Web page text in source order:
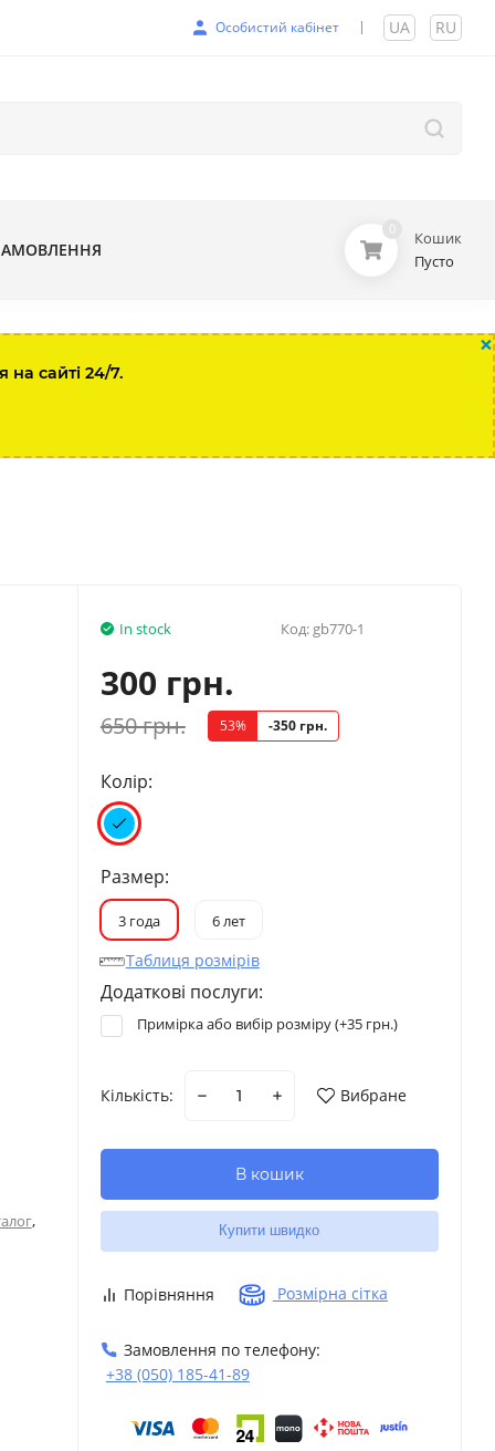
Особистий кабінет UA RU
0
Кошик
Пусто
×
сайті 24/7.
,
In stock Код: gb770-1
300 грн.
650 грн. 53% -350 грн.
Колір:
Размер:
3 года 6 лет
Таблиця розмірів
Додаткові послуги:
Примірка або вибір розміру (+35 грн.)
Кількість: Вибране
В кошик
Купити швидко
Порівняння Розмірна сітка
Замовлення по телефону:
+38 (050) 185-41-89